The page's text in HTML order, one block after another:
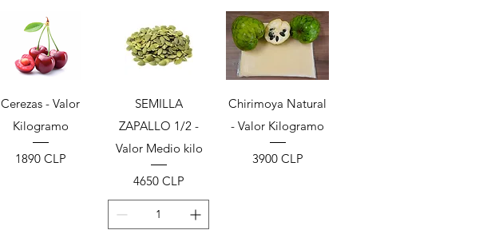
Vista rápida
Cerezas - Valor
Kilogramo
Precio
1890 CLP
Vista rápida
SEMILLA
ZAPALLO 1/2 -
Valor Medio kilo
Precio
4650 CLP
Vista rápida
Chirimoya Natural
- Valor Kilogramo
Precio
3900 CLP